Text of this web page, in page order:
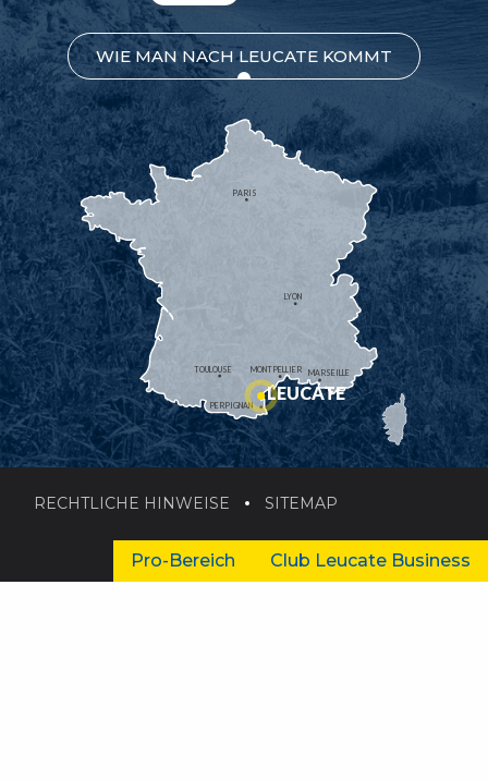
WIE MAN NACH LEUCATE KOMMT
MONTPELLIER
PERPIGNAN
MARSEILLE
TOULOUSE
LYON
PARIS
LEUCATE
RECHTLICHE HINWEISE SITEMAP
Pro-Bereich Club Leucate Business